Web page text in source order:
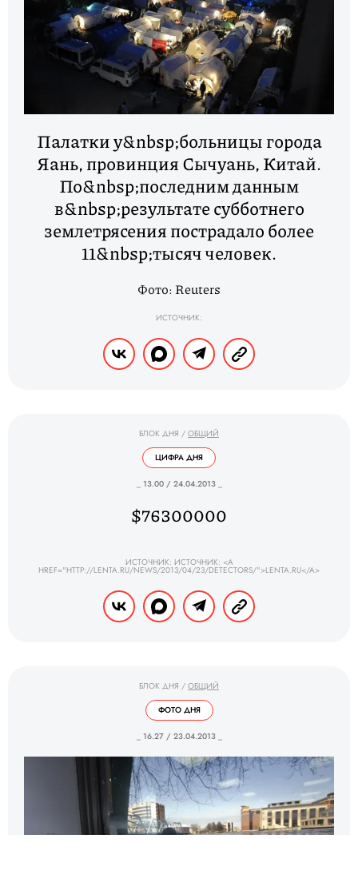
Палатки у&nbsp;больницы города
Яань, провинция Сычуань, Китай.
По&nbsp;последним данным
в&nbsp;результате субботнего
землетрясения пострадало более
11&nbsp;тысяч человек.
Фото: Reuters
ИСТОЧНИК:
БЛОК ДНЯ / ОБЩИЙ
ЦИФРА ДНЯ
_ 13.00 / 24.04.2013 _
$76300000
ИСТОЧНИК: ИСТОЧНИК: <A
HREF="HTTP://LENTA.RU/NEWS/2013/04/23/DETECTORS/">LENTA.RU</A>
БЛОК ДНЯ / ОБЩИЙ
ФОТО ДНЯ
_ 16.27 / 23.04.2013 _